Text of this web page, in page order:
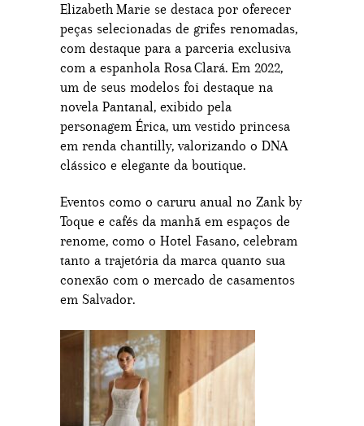
Elizabeth Marie se destaca por oferecer
peças selecionadas de grifes renomadas,
com destaque para a parceria exclusiva
com a espanhola Rosa Clará. Em 2022,
um de seus modelos foi destaque na
novela Pantanal, exibido pela
personagem Érica, um vestido princesa
em renda chantilly, valorizando o DNA
clássico e elegante da boutique.
Eventos como o caruru anual no Zank by
Toque e cafés da manhã em espaços de
renome, como o Hotel Fasano, celebram
tanto a trajetória da marca quanto sua
conexão com o mercado de casamentos
em Salvador.